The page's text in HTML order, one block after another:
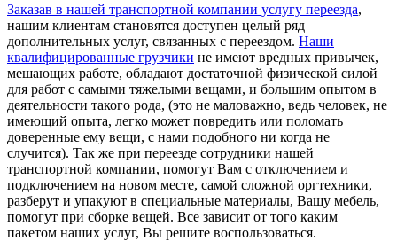
Заказав в нашей транспортной компании услугу переезда,
нашим клиентам становятся доступен целый ряд
дополнительных услуг, связанных с переездом. Наши
квалифицированные грузчики не имеют вредных привычек,
мешающих работе, обладают достаточной физической силой
для работ с самыми тяжелыми вещами, и большим опытом в
деятельности такого рода, (это не маловажно, ведь человек, не
имеющий опыта, легко может повредить или поломать
доверенные ему вещи, с нами подобного ни когда не
случится). Так же при переезде сотрудники нашей
транспортной компании, помогут Вам с отключением и
подключением на новом месте, самой сложной оргтехники,
разберут и упакуют в специальные материалы, Вашу мебель,
помогут при сборке вещей. Все зависит от того каким
пакетом наших услуг, Вы решите воспользоваться.